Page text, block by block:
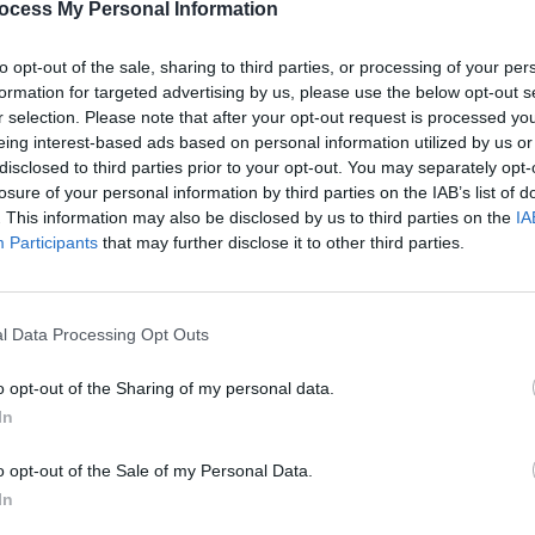
My Personal Information
opt-out of the sale, sharing to third parties, or processing of your
for targeted advertising by us, please use the below opt-out
selection. Please note that after your opt-out request is processed
interest-based ads based on personal information utilized by us
to third parties prior to your opt-out. You may separately
of your personal information by third parties on the IAB’s list of
This information may also be disclosed by us to third parties on the
Participants that may further disclose it to other third parties.
Data Processing Opt Outs
opt-out of the Sharing of my personal data.
opt-out of the Sale of my Personal Data.
il vous suffit d’avoir des relations sexuelles deux fois
School of Hygiene and Tropical Medicine.
augmentent le niveau
n’est généralement pas une priorité lorsque vous
et la dépression ne sont que quelques-
1.3k
1.3k
4
1.1k